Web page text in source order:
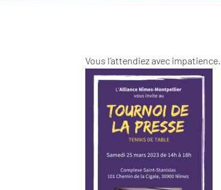
Vous l’attendiez avec impatience…